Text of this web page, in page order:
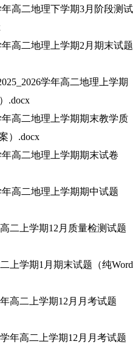
高二地理下学期3月阶段测试
高二地理上学期2月期末试题
学年高二地理上学期
.docx
高二地理上学期期末教学质
）.docx
高二地理上学期期末试卷
高二地理上学期期中试题
上学期12月质量检测试题
学期1月期末试题（纯Word
高二上学期12月月考试题
高二上学期12月月考试题